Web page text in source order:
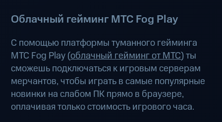
Облачный гейминг МТС Fog Play
С помощью платформы туманного гейминга
МТС Fog Play (облачный гейминг от МТС) ты
сможешь подключаться к игровым серверам
мерчантов, чтобы играть в самые популярные
новинки на слабом ПК прямо в браузере,
оплачивая только стоимость игрового часа.